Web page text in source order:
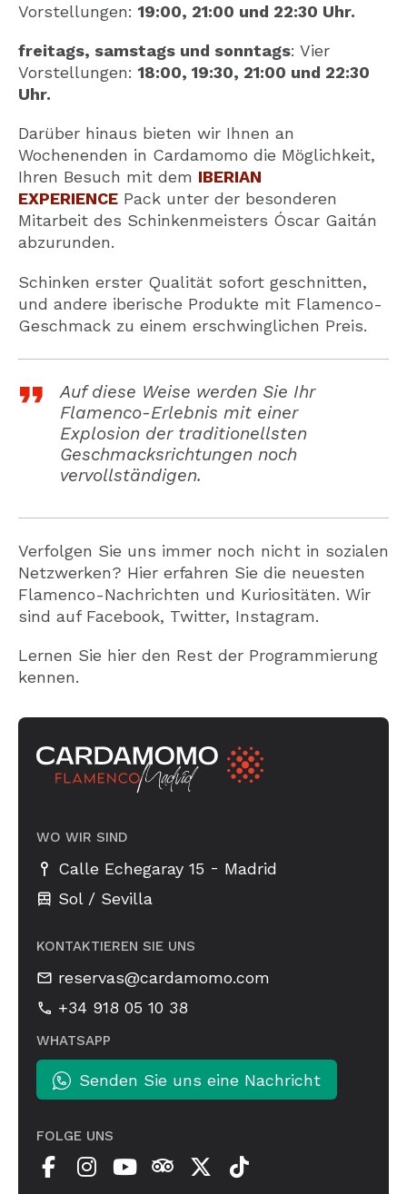
Vorstellungen: 19:00, 21:00 und 22:30 Uhr.
freitags, samstags und sonntags: Vier
Vorstellungen: 18:00, 19:30, 21:00 und 22:30
Uhr.
Darüber hinaus bieten wir Ihnen an
Wochenenden in Cardamomo die Möglichkeit,
Ihren Besuch mit dem IBERIAN
EXPERIENCE Pack unter der besonderen
Mitarbeit des Schinkenmeisters Óscar Gaitán
abzurunden.
Schinken erster Qualität sofort geschnitten,
und andere iberische Produkte mit Flamenco-
Geschmack zu einem erschwinglichen Preis.
Auf diese Weise werden Sie Ihr
Flamenco-Erlebnis mit einer
Explosion der traditionellsten
Geschmacksrichtungen noch
vervollständigen.
Verfolgen Sie uns immer noch nicht in sozialen
Netzwerken? Hier erfahren Sie die neuesten
Flamenco-Nachrichten und Kuriositäten. Wir
sind auf Facebook, Twitter, Instagram.
Lernen Sie hier den Rest der Programmierung
kennen.
WO WIR SIND
Calle Echegaray 15 - Madrid
Sol / Sevilla
KONTAKTIEREN SIE UNS
reservas@cardamomo.com
+34 918 05 10 38
WHATSAPP
Senden Sie uns eine Nachricht
FOLGE UNS